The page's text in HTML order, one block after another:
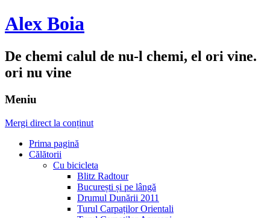
Alex Boia
De chemi calul de nu-l chemi, el ori vine.
ori nu vine
Meniu
Mergi direct la conținut
Prima pagină
Călătorii
Cu bicicleta
Blitz Radtour
București și pe lângă
Drumul Dunării 2011
Turul Carpaților Orientali